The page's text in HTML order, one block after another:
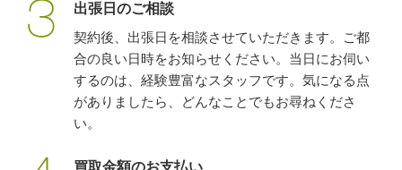
出張日のご相談
契約後、出張日を相談させていただきます。ご都
合の良い日時をお知らせください。当日にお伺い
するのは、経験豊富なスタッフです。気になる点
がありましたら、どんなことでもお尋ねくださ
い。